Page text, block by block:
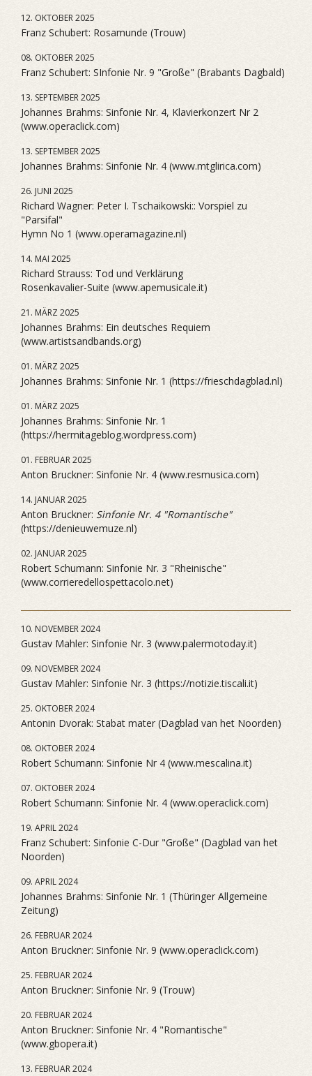
12. OKTOBER 2025
Franz Schubert: Rosamunde (Trouw)
08. OKTOBER 2025
Franz Schubert: SInfonie Nr. 9 "Große" (Brabants Dagbald)
13. SEPTEMBER 2025
Johannes Brahms: Sinfonie Nr. 4, Klavierkonzert Nr 2
(www.operaclick.com)
13. SEPTEMBER 2025
Johannes Brahms: Sinfonie Nr. 4 (www.mtglirica.com)
26. JUNI 2025
Richard Wagner: Peter I. Tschaikowski:: Vorspiel zu
"Parsifal"
Hymn No 1 (www.operamagazine.nl)
14. MAI 2025
Richard Strauss: Tod und Verklärung
Rosenkavalier-Suite (www.apemusicale.it)
21. MÄRZ 2025
Johannes Brahms: Ein deutsches Requiem
(www.artistsandbands.org)
01. MÄRZ 2025
Johannes Brahms: Sinfonie Nr. 1 (https://frieschdagblad.nl)
01. MÄRZ 2025
Johannes Brahms: Sinfonie Nr. 1
(https://hermitageblog.wordpress.com)
01. FEBRUAR 2025
Anton Bruckner: Sinfonie Nr. 4 (www.resmusica.com)
14. JANUAR 2025
Anton Bruckner: Sinfonie Nr. 4 "Romantische"
(https://denieuwemuze.nl)
02. JANUAR 2025
Robert Schumann: Sinfonie Nr. 3 "Rheinische"
(www.corrieredellospettacolo.net)
10. NOVEMBER 2024
Gustav Mahler: Sinfonie Nr. 3 (www.palermotoday.it)
09. NOVEMBER 2024
Gustav Mahler: Sinfonie Nr. 3 (https://notizie.tiscali.it)
25. OKTOBER 2024
Antonin Dvorak: Stabat mater (Dagblad van het Noorden)
08. OKTOBER 2024
Robert Schumann: Sinfonie Nr 4 (www.mescalina.it)
07. OKTOBER 2024
Robert Schumann: Sinfonie Nr. 4 (www.operaclick.com)
19. APRIL 2024
Franz Schubert: Sinfonie C-Dur "Große" (Dagblad van het
Noorden)
09. APRIL 2024
Johannes Brahms: Sinfonie Nr. 1 (Thüringer Allgemeine
Zeitung)
26. FEBRUAR 2024
Anton Bruckner: Sinfonie Nr. 9 (www.operaclick.com)
25. FEBRUAR 2024
Anton Bruckner: Sinfonie Nr. 9 (Trouw)
20. FEBRUAR 2024
Anton Bruckner: Sinfonie Nr. 4 "Romantische"
(www.gbopera.it)
13. FEBRUAR 2024